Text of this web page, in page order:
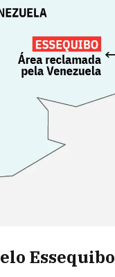
Essequibo